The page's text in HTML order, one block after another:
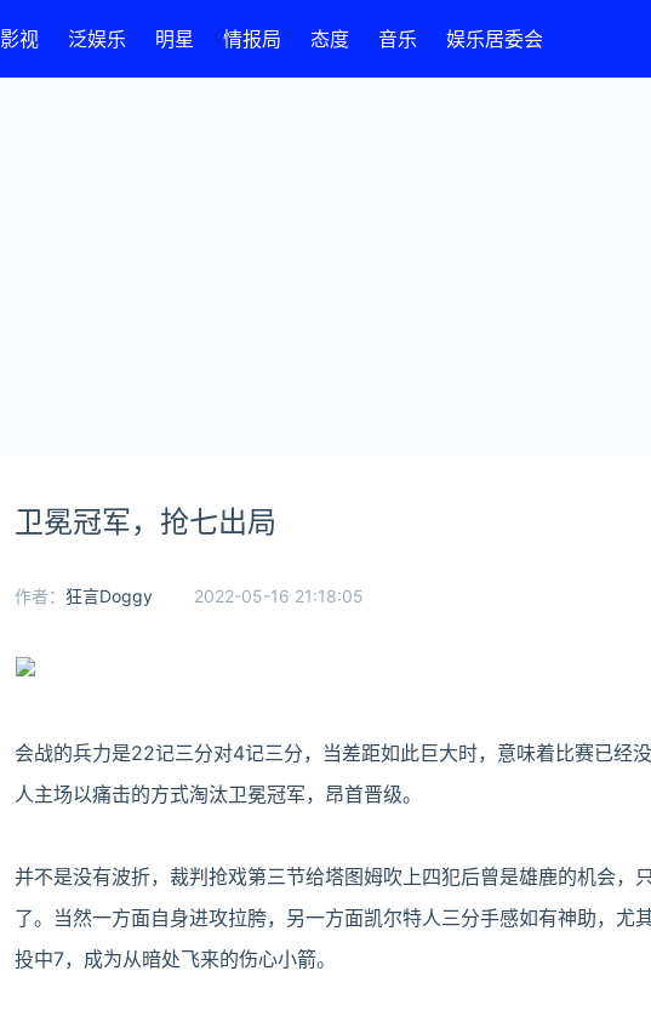
影视 泛娱乐 明星 情报局 态度 音乐 娱乐居委会
卫冕冠军，抢七出局
作者： 狂言Doggy 2022-05-16 21:18:05
会战的兵力是22记三分对4记三分，当差距如此巨大时，意味着比赛已经
人主场以痛击的方式淘汰卫冕冠军，昂首晋级。
并不是没有波折，裁判抢戏第三节给塔图姆吹上四犯后曾是雄鹿的机会，
了。当然一方面自身进攻拉胯，另一方面凯尔特人三分手感如有神助，尤
投中7，成为从暗处飞来的伤心小箭。